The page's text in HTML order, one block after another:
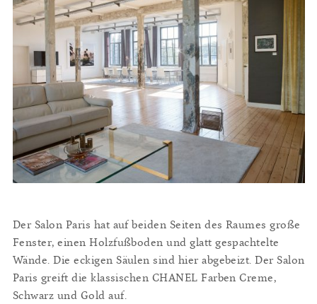
Der Salon Paris hat auf beiden Seiten des Raumes große
Fenster, einen Holzfußboden und glatt gespachtelte
Wände. Die eckigen Säulen sind hier abgebeizt. Der Salon
Paris greift die klassischen CHANEL Farben Creme,
Schwarz und Gold auf.